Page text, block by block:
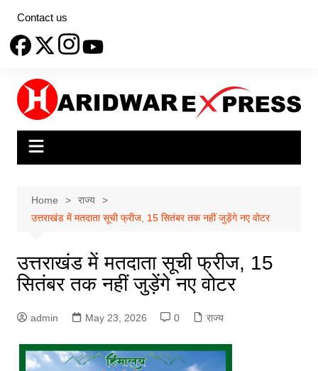
content
Contact us
Home
राज्य
उत्तराखंड में मतदाता सूची फ्रीज, 15 सितंबर तक नहीं जुड़ेंगे नए वोटर
उत्तराखंड में मतदाता सूची फ्रीज, 15
सितंबर तक नहीं जुड़ेंगे नए वोटर
admin May 23, 2026 0 राज्य